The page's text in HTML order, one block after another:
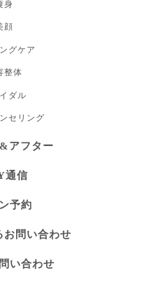
身
顔
グケア
整体
ダル
セリング
アフター
通信
予約
お問い合わせ
い合わせ